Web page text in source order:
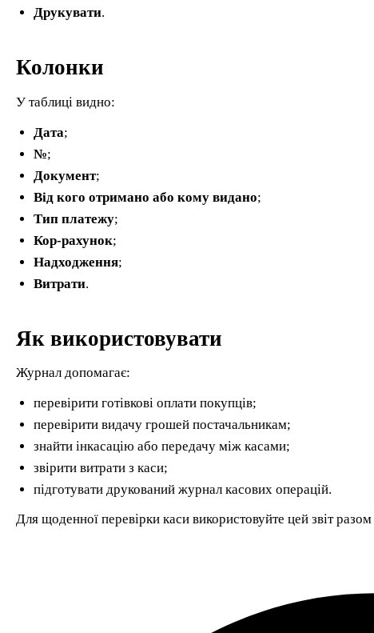
Друкувати.
Колонки
У таблиці видно:
Дата;
№;
Документ;
Від кого отримано або кому видано;
Тип платежу;
Кор-рахунок;
Надходження;
Витрати.
Як використовувати
Журнал допомагає:
перевірити готівкові оплати покупців;
перевірити видачу грошей постачальникам;
знайти інкасацію або передачу між касами;
звірити витрати з каси;
підготувати друкований журнал касових операцій.
Для щоденної перевірки каси використовуйте цей звіт разом